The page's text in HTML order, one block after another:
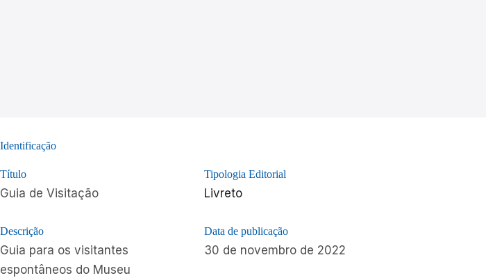
Identificação
Título
Guia de Visitação
Descrição
Guia para os visitantes
espontâneos do Museu
Tipologia Editorial
Livreto
Data de publicação
30 de novembro de 2022